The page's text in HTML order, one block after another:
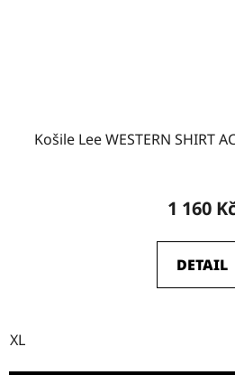
Košile Lee WESTERN SHIRT
1 160
DETAIL
XL